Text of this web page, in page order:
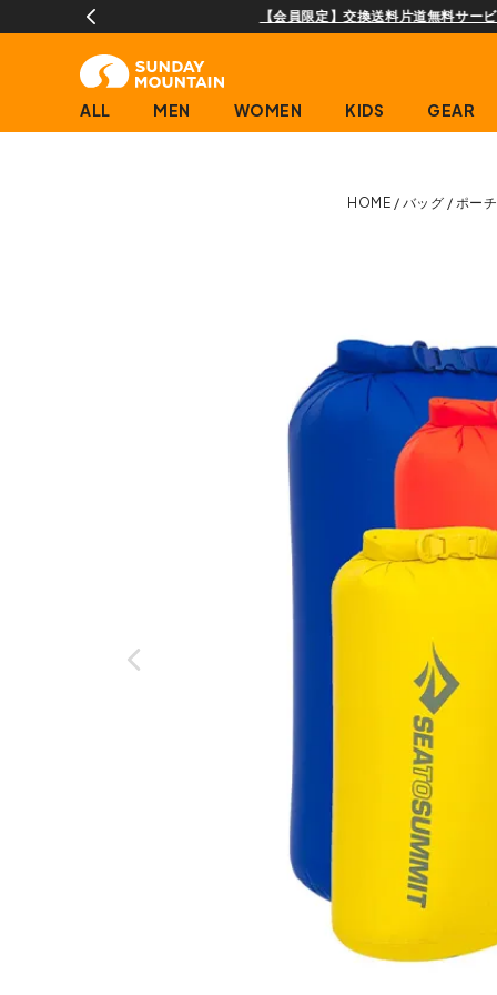
ALL MEN WOMEN KIDS GEAR
HOME バッグ ポー